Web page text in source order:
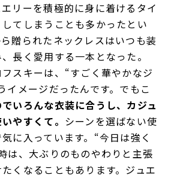
リーを積極的に身に着けるタイ
てしまうことも多かったとい
贈られたネックレスはいつも装
長く愛用する一本となった。
フスキーは、“すごく華やかなジ
イメージだったんです。でもこ
いろんな衣装に合うし、カジュ
やすくて。 シーンを選ばない使
に入っています。“今日は強く
は、大ぶりのものやわりと主張
くなることもあります。ジュエ